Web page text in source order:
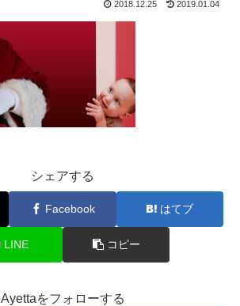
2018.12.25 2019.01.04
シェアする
Facebook はてブ
LINE コピー
Ayettaをフォローする